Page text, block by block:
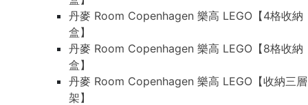
丹麥 Room Copenhagen 樂高 LEGO【4格收納
盒】
丹麥 Room Copenhagen 樂高 LEGO【8格收納
盒】
丹麥 Room Copenhagen 樂高 LEGO【收納三層
架】